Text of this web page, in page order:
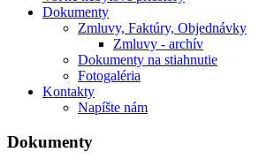
Dokumenty
Zmluvy, Faktúry, Objednávky
Zmluvy - archív
Dokumenty na stiahnutie
Fotogaléria
Kontakty
Napíšte nám
Dokumenty